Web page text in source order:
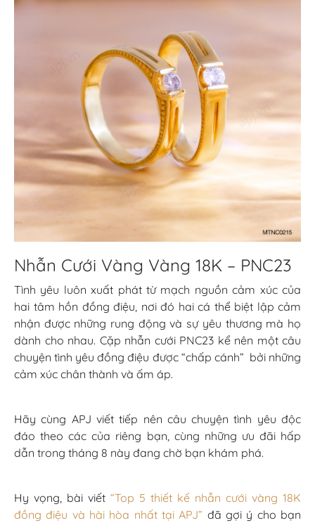
Nhẫn Cưới Vàng Vàng 18K – PNC23
Tình yêu luôn xuất phát từ mạch nguồn cảm xúc của
hai tâm hồn đồng điệu, nơi đó hai cá thể biệt lập cảm
nhận được những rung động và sự yêu thương mà họ
dành cho nhau. Cặp nhẫn cưới PNC23 kể nên một câu
chuyện tình yêu đồng điệu được “chấp cánh” bởi những
cảm xúc chân thành và ấm áp.
Hãy cùng APJ viết tiếp nên câu chuyện tình yêu độc
đáo theo các của riêng bạn, cùng những ưu đãi hấp
dẫn trong tháng 8 này đang chờ bạn khám phá.
Hy vọng, bài viết “Top 5 thiết kế nhẫn cưới vàng 18K
đồng điệu và hài hòa nhất tại APJ” đã gợi ý cho bạn